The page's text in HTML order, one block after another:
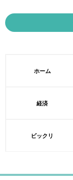
ホーム
経済
ビックリ